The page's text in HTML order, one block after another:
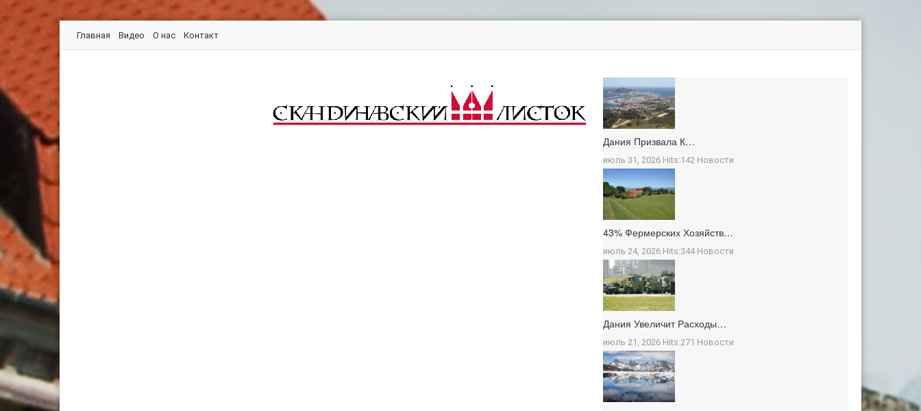
Главная Видео О нас Контакт
Дания Призвала К…
июль 31, 2026 Hits:142 Новости
43% Фермерских Хозяйств…
июль 24, 2026 Hits:344 Новости
Дания Увеличит Расходы…
июль 21, 2026 Hits:271 Новости